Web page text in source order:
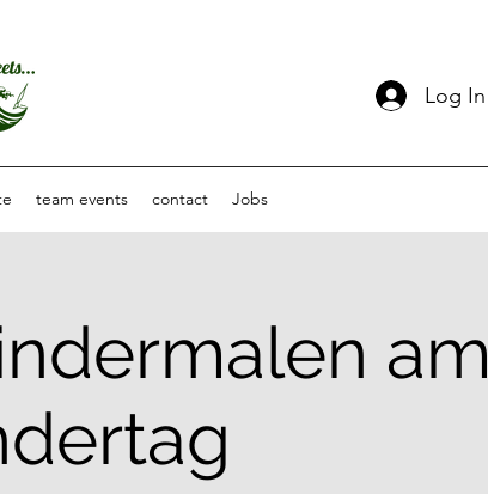
Log In
team events contact Jobs
am